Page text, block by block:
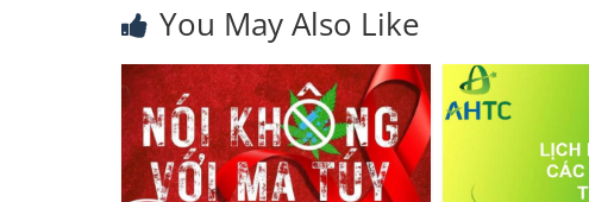
You May Also Like